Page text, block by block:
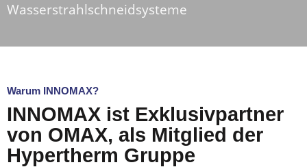
Wasserstrahlschneidsysteme
Warum INNOMAX?
INNOMAX ist Exklusivpartner
von OMAX, als Mitglied der
Hypertherm Gruppe